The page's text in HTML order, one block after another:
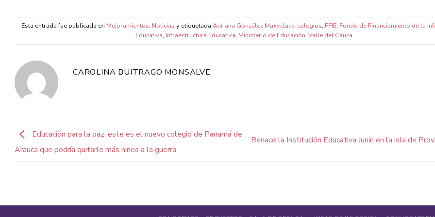
Esta entrada fue publicada en Mejoramientos, Noticias y etiquetada Adriana González Maxyclack, colegios, FFIE, Fondo de Financiamiento de la
Educativa, Infraestructura Educativa, Ministerio de Educación, Valle del Cauca.
CAROLINA BUITRAGO MONSALVE
Educación para la paz: este es el nuevo colegio de Panamá de
Arauca que podría quitarle más niños a la guerra
Renace la Institución Educativa Junín en la isla de